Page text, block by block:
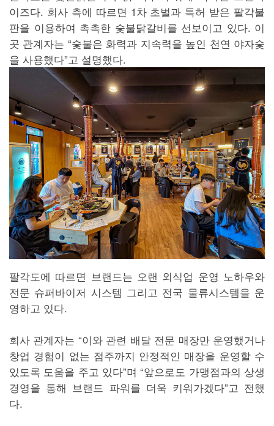
이즈다. 회사 측에 따르면 1차 초벌과 특허 받은 팔각불
판을 이용하여 촉촉한 숯불닭갈비를 선보이고 있다. 이
곳 관계자는 “숯불은 화력과 지속력을 높인 천연 야자숯
을 사용했다”고 설명했다.
팔각도에 따르면 브랜드는 오랜 외식업 운영 노하우와
전문 슈퍼바이저 시스템 그리고 전국 물류시스템을 운
영하고 있다.
회사 관계자는 “이와 관련 배달 전문 매장만 운영했거나
창업 경험이 없는 점주까지 안정적인 매장을 운영할 수
있도록 도움을 주고 있다”며 “앞으로도 가맹점과의 상생
경영을 통해 브랜드 파워를 더욱 키워가겠다”고 전했
다.